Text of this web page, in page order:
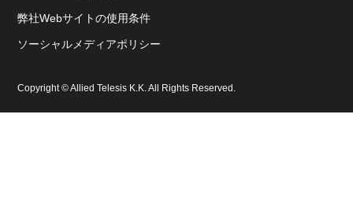
弊社Webサイトの使用条件
ソーシャルメディアポリシー
Copyright © Allied Telesis K.K. All Rights Reserved.